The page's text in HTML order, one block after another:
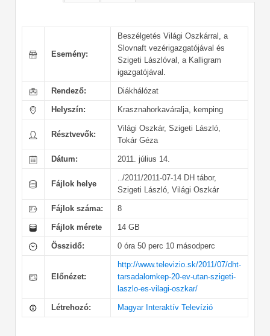
Esemény:
Beszélgetés Világi Oszkárral, a
Slovnaft vezérigazgatójával és
Szigeti Lászlóval, a Kalligram
igazgatójával.
Rendező: Diákhálózat
Helyszín: Krasznahorkaváralja, kemping
Résztvevők:
Világi Oszkár, Szigeti László,
Tokár Géza
Dátum: 2011. július 14.
Fájlok helye
../2011/2011-07-14 DH tábor,
Szigeti László, Világi Oszkár
Fájlok száma: 8
Fájlok mérete 14 GB
Összidő: 0 óra 50 perc 10 másodperc
Előnézet:
http://www.televizio.sk/2011/07/dht-
tarsadalomkep-20-ev-utan-szigeti-
laszlo-es-vilagi-oszkar/
Létrehozó: Magyar Interaktív Televízió